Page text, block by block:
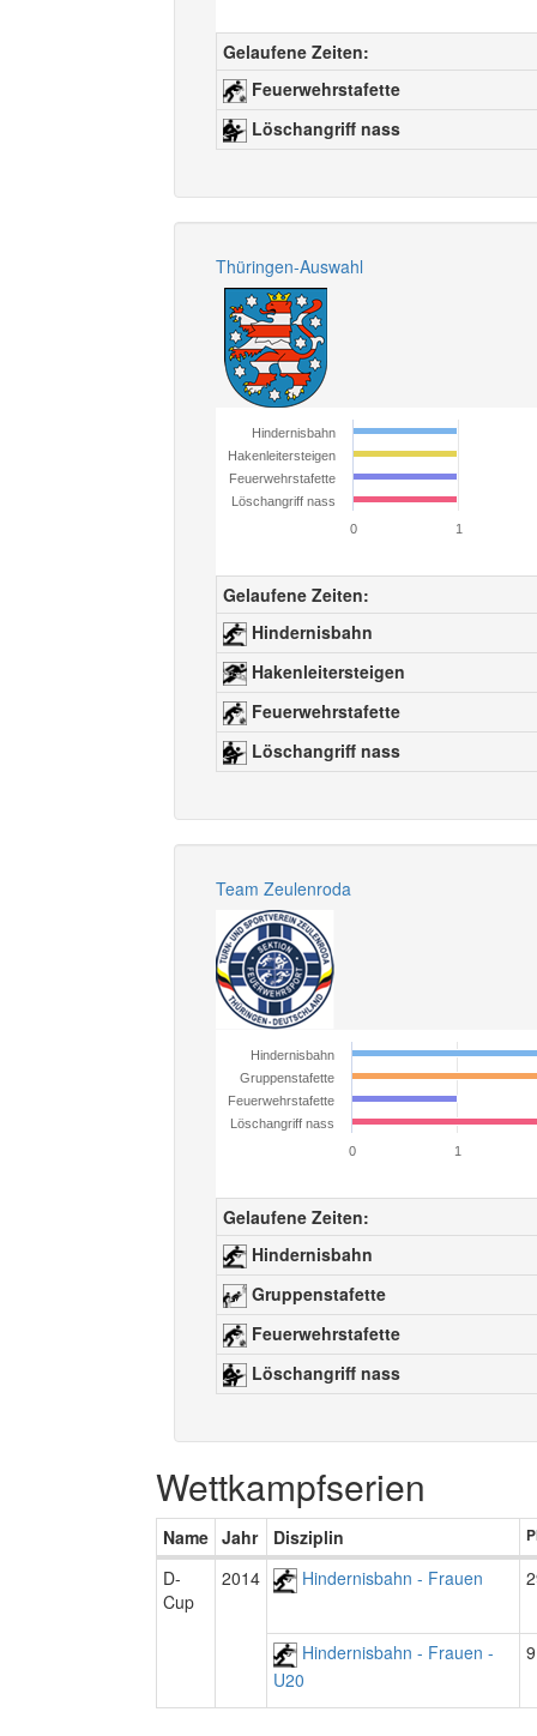
Gelaufene Zeiten:
Feuerwehrstafette
Löschangriff nass
Thüringen-Auswahl
Hindernisbahn
Hakenleitersteigen
Feuerwehrstafette
Löschangriff nass
0
1
Gelaufene Zeiten:
Hindernisbahn
Hakenleitersteigen
Feuerwehrstafette
Löschangriff nass
Team Zeulenroda
Hindernisbahn
Gruppenstafette
Feuerwehrstafette
Löschangriff nass
0
1
Gelaufene Zeiten:
Hindernisbahn
Gruppenstafette
Feuerwehrstafette
Löschangriff nass
Wettkampfserien
Name Jahr Disziplin
D-
Cup
2014 Hindernisbahn - Frauen
Hindernisbahn - Frauen -
U20